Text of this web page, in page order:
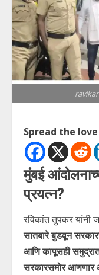
Spread the love
मुंबई
प्रयत्न?
रविकांत तुपकर यांनी
सातबारे बुडवून
आणि कापूसही
सरकारसमोर